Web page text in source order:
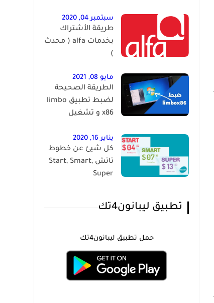
سبتمبر 04, 2020
طريقة الأشتراك
بخدمات alfa ( محدث
)
مايو 08, 2021
الطريقة الصحيحة
لضبط تطبيق limbo
x86 و تشغيل
يناير 16, 2020
كل شيئ عن خطوط
تاتش Start, Smart,
Super
تطبيق ليبانون4تك
حمل تطبيق ليبانون4تك